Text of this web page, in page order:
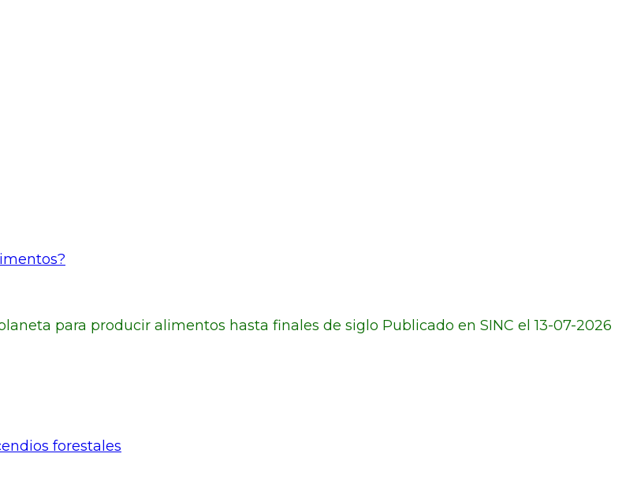
para producir alimentos hasta finales de siglo Publicado en SINC el 13-07-2026
forestales